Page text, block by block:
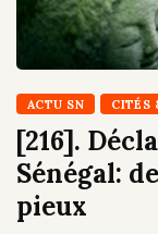
ACTU SN CITÉS
[216].
Sénégal:
pieux